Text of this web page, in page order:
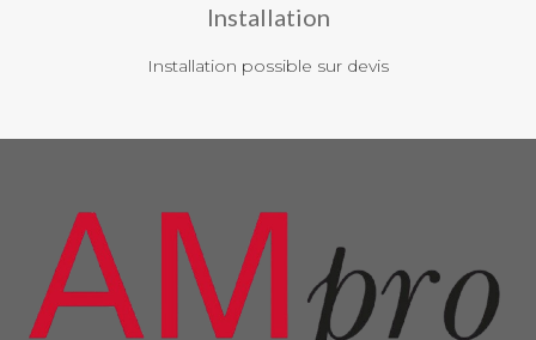
Installation
Installation possible sur devis